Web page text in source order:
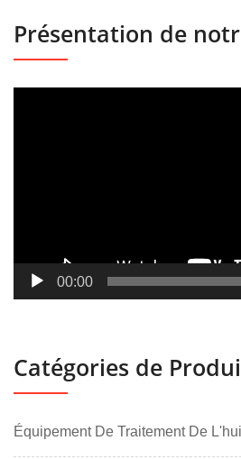
Présentation de
00:00
Catégories de
Équipement De Traitement De